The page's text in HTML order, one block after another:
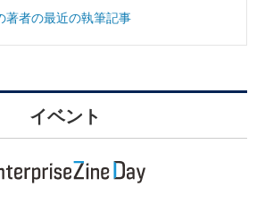
著者の最近の執筆記事
イベント